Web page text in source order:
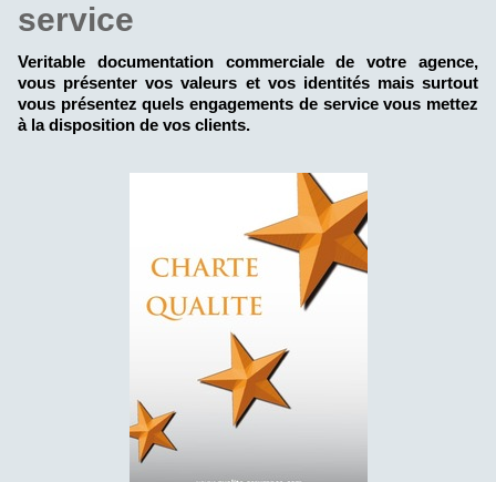
service
Veritable documentation commerciale de votre agence,
vous présenter vos valeurs et vos identités mais surtout
vous présentez quels engagements de service vous mettez
à la disposition de vos clients.